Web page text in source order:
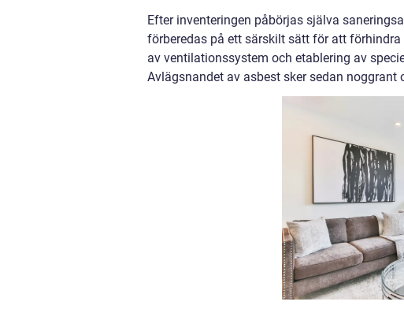
Efter inventeringen påbörjas själva
förberedas på ett särskilt sätt för att
av ventilationssystem och etablering av
Avlägsnandet av asbest sker sedan noggrant